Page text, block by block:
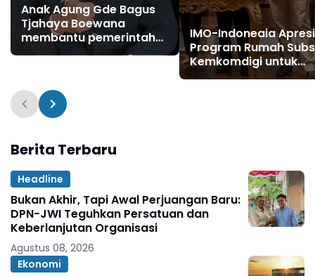
Anak Agung Gde Bagus
Tjahaya Boewana
membantu pemerintah
Indonesia dalam
IMO-Indoneaia
Program Rumah
Kemkomdigi untuk
Wartawan
Berita Terbaru
Headline
Bukan Akhir, Tapi Awal Perjuangan Baru:
DPN-JWI Teguhkan Persatuan dan
Keberlanjutan Organisasi
Agustus 08, 2026
Ekonomi